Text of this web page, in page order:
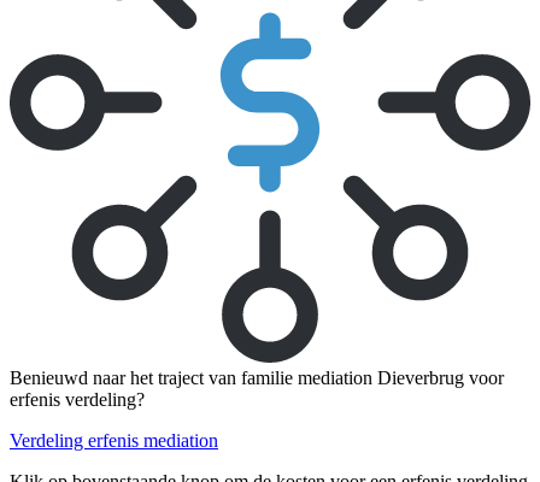
Benieuwd naar het traject van familie mediation Dieverbrug voor
erfenis verdeling?
Verdeling erfenis mediation